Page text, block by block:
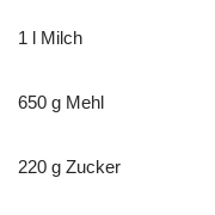
1 l Milch
650 g Mehl
220 g Zucker